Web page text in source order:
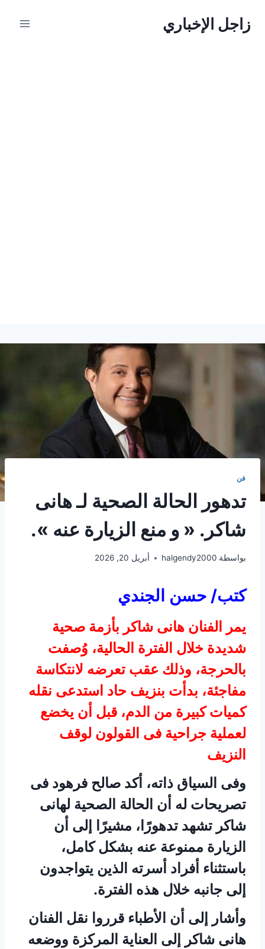
زاجل الإخباري
فن
تدهور الحالة الصحية لـ هانى
شاكر. « و منع الزيارة عنه ».
بواسطة halgendy2000 أبريل 20, 2026
كتب/ حسن الجندي
يمر الفنان هانى شاكر بأزمة صحية
شديدة خلال الفترة الحالية، وُصفت
بالحرجة، وذلك عقب تعرضه لانتكاسة
مفاجئة، بدأت بنزيف حاد استدعى نقله
كميات كبيرة من الدم، قبل أن يخضع
لعملية جراحية فى القولون لوقف
النزيف
وفى السياق ذاته، أكد صالح فرهود فى
تصريحات له أن الحالة الصحية لهانى
شاكر تشهد تدهورًا، مشيرًا إلى أن
الزيارة ممنوعة عنه بشكل كامل،
باستثناء أفراد أسرته الذين يتواجدون
إلى جانبه خلال هذه الفترة.
وأشار إلى أن الأطباء قرروا نقل الفنان
هانى شاكر إلى العناية المركزة ووضعه